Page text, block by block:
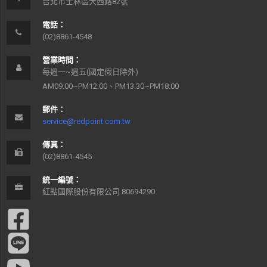
電話：
(02)8861-4548
營業時間：
每週一~週五(國定假日除外)
AM09:00~PM12:00、PM13:30~PM18:00
郵件：
service@redpoint.com.tw
傳真：
(02)8861-4545
統一編號：
紅點國際股份有限公司 80694290